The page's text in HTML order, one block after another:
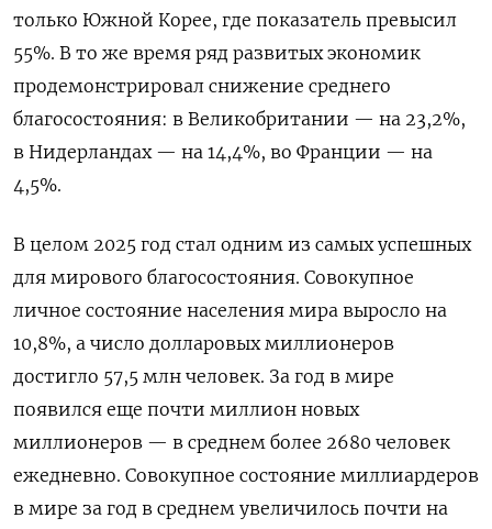
только Южной Корее, где показатель превысил
55%. В то же время ряд развитых экономик
продемонстрировал снижение среднего
благосостояния: в Великобритании — на 23,2%,
в Нидерландах — на 14,4%, во Франции — на
4,5%.
В целом 2025 год стал одним из самых успешных
для мирового благосостояния. Совокупное
личное состояние населения мира выросло на
10,8%, а число долларовых миллионеров
достигло 57,5 млн человек. За год в мире
появился еще почти миллион новых
миллионеров — в среднем более 2680 человек
ежедневно. Совокупное состояние миллиардеров
в мире за год в среднем увеличилось почти на